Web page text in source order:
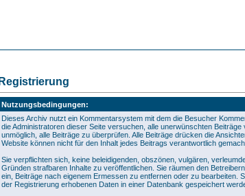
Registrierung
Nutzungsbedingungen:
Dieses Archiv nutzt ein Kommentarsystem mit dem die Besucher
die Administratoren dieser Seite versuchen, alle unerwünschten
unmöglich, alle Beiträge zu überprüfen. Alle Beiträge drücken die
Website können nicht für den Inhalt jedes Beitrags verantwortlich
Sie verpflichten sich, keine beleidigenden, obszönen, vulgären,
Gründen strafbaren Inhalte zu veröffentlichen. Sie räumen den
ein, Beiträge nach eigenem Ermessen zu entfernen oder zu bearbeiten.
der Registrierung erhobenen Daten in einer Datenbank gespeichert